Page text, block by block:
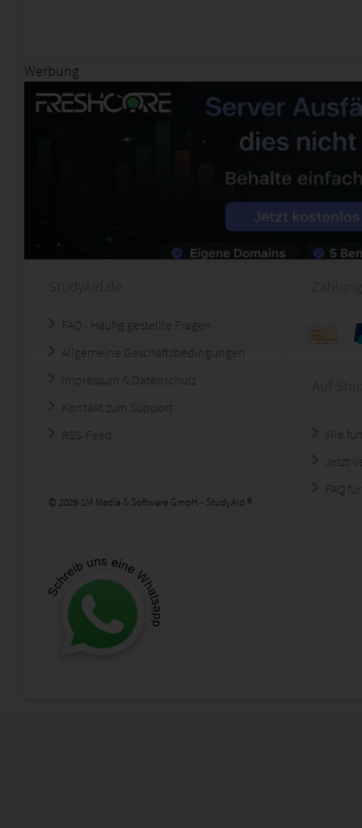
Werbung
FAQ - Häufig gestellte Fragen
Allgemeine Geschäftsbedingungen
Impressum & Datenschutz
Kontakt zum Support
RSS-Feed
© 2026 1M Media & Software GmbH - StudyAid ®
Wie
Jetzt
FAQ